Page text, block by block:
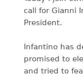
call for Gianni
President.
Infantino has
promised to
and tried to